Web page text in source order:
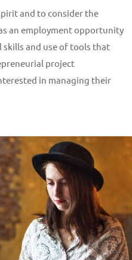
and to consider the
an employment opportunity
and use of tools that
project
in managing their